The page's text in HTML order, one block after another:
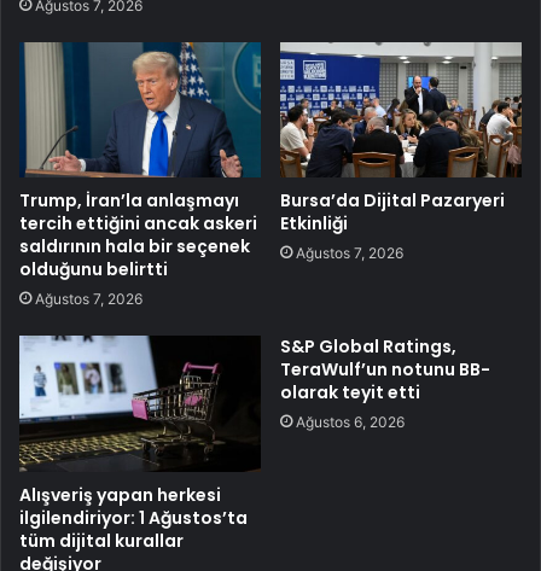
Ağustos 7, 2026
Trump, İran’la anlaşmayı
tercih ettiğini ancak askeri
saldırının hala bir seçenek
olduğunu belirtti
Ağustos 7, 2026
Bursa’da Dijital Pazaryeri
Etkinliği
Ağustos 7, 2026
Alışveriş yapan herkesi
ilgilendiriyor: 1 Ağustos’ta
tüm dijital kurallar
değişiyor
S&P Global Ratings,
TeraWulf’un notunu BB-
olarak teyit etti
Ağustos 6, 2026